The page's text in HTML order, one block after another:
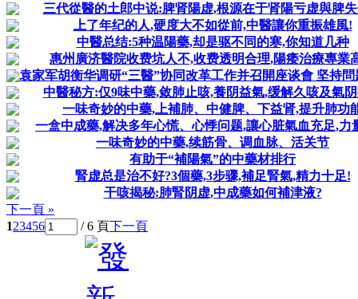
三代從醫的土郎中说:脾肾陽虚,根源在于肾陽亏虚與脾
上了年纪的人,硬度大不如從前,中醫讓你重振雄風!
中醫总结:5种温陽藥,却是驱不同的寒,你知道几种
惠州廣济醫院收费坑人不,收费透明合理,陽痿治療專業
袁家军胡衡华调研“三醫”协同改革工作并召開座谈會 坚持問
中醫秘方:仅9味中藥,敛肺止咳,養阴益氣,缓解久咳及氣
一味奇妙的中藥,上補肺、中健脾、下益肾,提升肺功
一盒中成藥,解决多年心慌、心悸问题,讓心脏氣血充足,力
一味奇妙的中藥,续筋骨、调血脉、活关节
有助于“補陽氣”的中藥材排行
腎虚总是治不好?3個藥,3步骤,補足腎氣,精力十足!
干咳揭秘:肺腎阴虚,中成藥如何補津液?
下一頁 »
123456 / 6 頁下一頁